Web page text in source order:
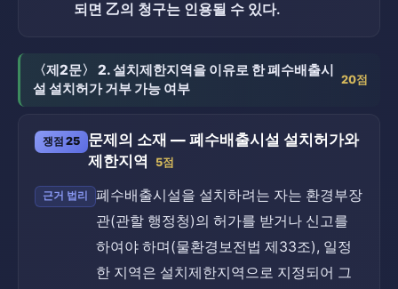
되면 乙의 청구는 인용될 수 있다.
〈제2문〉 2. 설치제한지역을 이유로 한 폐수배출시
설 설치허가 거부 가능 여부
20점
쟁점 25
문제의 소재 — 폐수배출시설 설치허가와
제한지역
5점
근거 법리
폐수배출시설을 설치하려는 자는 환경부장
관(관할 행정청)의 허가를 받거나 신고를
하여야 하며(물환경보전법 제33조), 일정
한 지역은 설치제한지역으로 지정되어 그